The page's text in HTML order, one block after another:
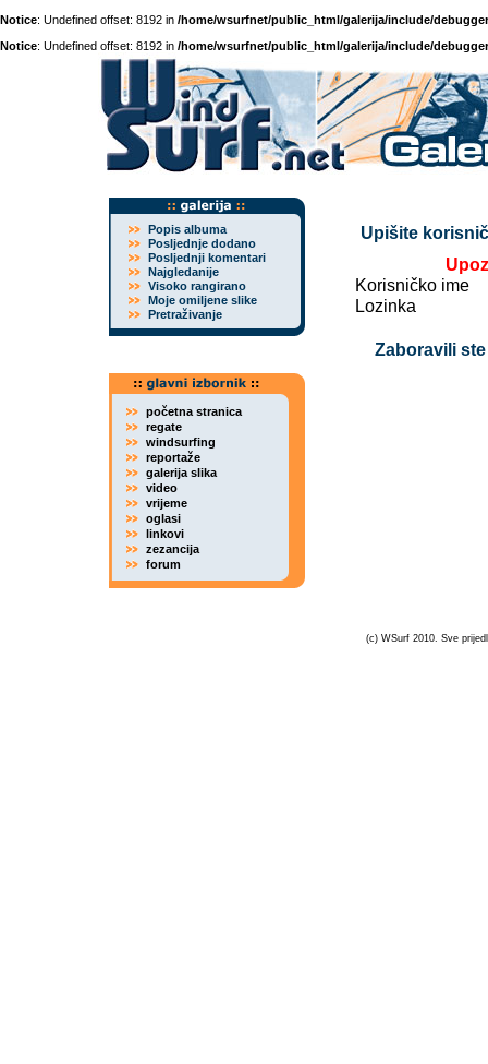
Notice: Undefined offset: 8192 in /home/wsurfnet/public_html/galerija/include/
Notice: Undefined offset: 8192 in /home/wsurfnet/public_html/galerija/include/
Popis albuma
Posljednje dodano
Posljednji komentari
Najgledanije
Visoko rangirano
Moje omiljene slike
Pretraživanje
početna stranica
regate
windsurfing
reportaže
galerija slika
video
vrijeme
oglasi
linkovi
zezancija
forum
Upišite
Korisničko ime
Lozinka
Zaboravili
(c) WSurf 2010. Sve